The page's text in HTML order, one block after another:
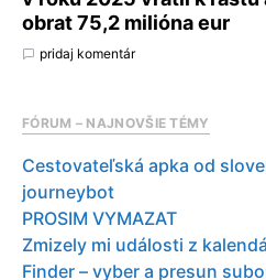
obrat 75,2 milióna eur
pridaj komentár
FÓRUM – NAJNOVŠIE TÉMY
Cestovateľská apka od
journeybot
PROSIM VYMAZAT
Zmizely mi události z
Finder – vyber a presun